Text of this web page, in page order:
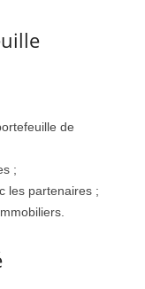
de
;
les partenaires ;